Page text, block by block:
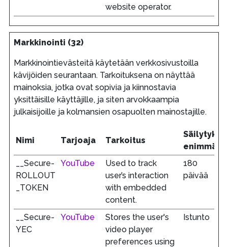
website operator.
Markkinointi (32)
Markkinointievästeitä käytetään verkkosivustoilla
kävijöiden seurantaan. Tarkoituksena on näyttää
mainoksia, jotka ovat sopivia ja kiinnostavia
yksittäisille käyttäjille, ja siten arvokkaampia
julkaisijoille ja kolmansien osapuolten mainostajille.
Nimi Tarjoaja Tarkoitus
__Secure-
ROLLOUT
_TOKEN
YouTube
Used to track
user’s interaction
with embedded
content.
180
päivää
__Secure-
YEC
YouTube
Stores the user's
video player
preferences using
Istunto